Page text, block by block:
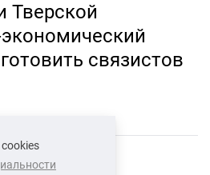
Тверской
связистов
НАМИ О НАС